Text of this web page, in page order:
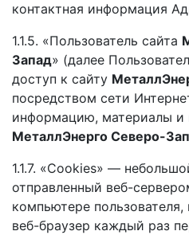
контактная информация
1.1.5. «Пользователь сайта
Запад» (далее
доступ к сайту
посредством сети
информацию, материалы и
МеталлЭнерго Северо-
1.1.7. «Cookies» —
отправленный веб-
компьютере
веб-браузер каждый раз